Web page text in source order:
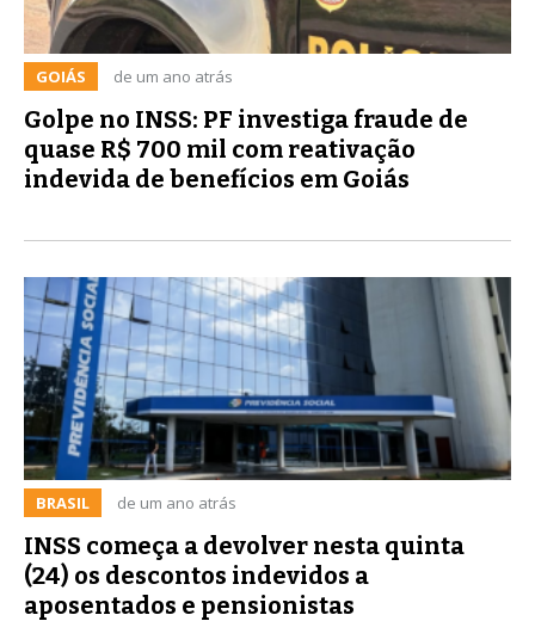
GOIÁS de um ano atrás
Golpe no INSS: PF investiga fraude de
quase R$ 700 mil com reativação
indevida de benefícios em Goiás
BRASIL de um ano atrás
INSS começa a devolver nesta quinta
(24) os descontos indevidos a
aposentados e pensionistas